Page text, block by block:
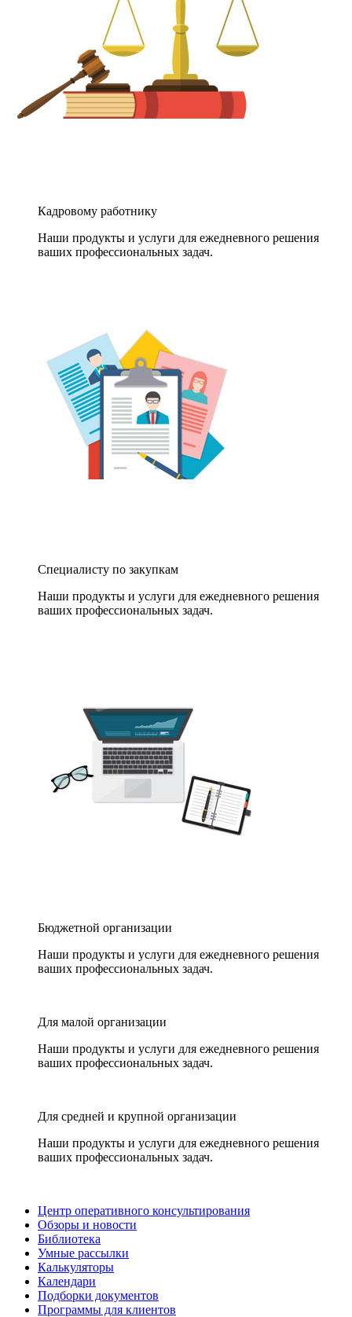
Кадровому работнику
Наши продукты и услуги для ежедневного решения
ваших профессиональных задач.
Специалисту по закупкам
Наши продукты и услуги для ежедневного решения
ваших профессиональных задач.
Бюджетной организации
Наши продукты и услуги для ежедневного решения
ваших профессиональных задач.
Для малой организации
Наши продукты и услуги для ежедневного решения
ваших профессиональных задач.
Для средней и крупной организации
Наши продукты и услуги для ежедневного решения
ваших профессиональных задач.
Центр оперативного консультирования
Обзоры и новости
Библиотека
Умные рассылки
Калькуляторы
Календари
Подборки документов
Программы для клиентов